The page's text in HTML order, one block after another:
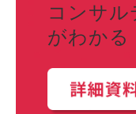
コンサル
がわかる